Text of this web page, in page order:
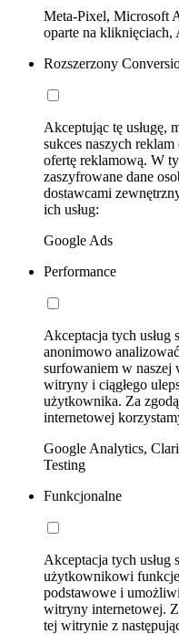
Meta-Pixel, Microsoft
oparte na kliknięciach,
Rozszerzony
Akceptując tę usługę,
sukces naszych
ofertę reklamową. W
zaszyfrowane dane
dostawcami
ich usług:
Google Ads
Performance
Akceptacja tych usług
anonimowo
surfowaniem w naszej
witryny i ciągłego
użytkownika. Za
internetowej
Google Analytics,
Testing
Funkcjonalne
Akceptacja tych usług
użytkownikowi
podstawowe i
witryny internetowej.
tej witrynie z